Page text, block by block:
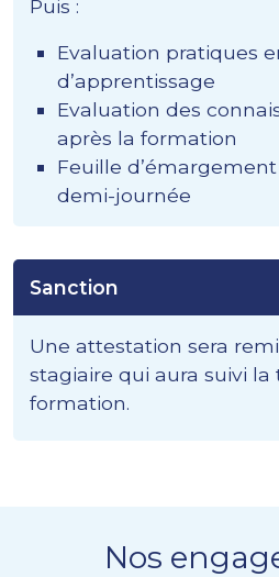
Puis :
Evaluation pratiques
d’apprentissage
Evaluation des
après la formation
Feuille
demi-journée
Sanction
Une attestation sera
stagiaire qui aura suivi la
formation.
Nos